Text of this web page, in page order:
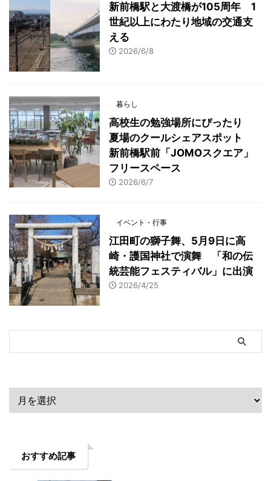
新前橋駅と大渡橋が105周年 1
世紀以上にわたり地域の交通支
える
2026/6/8
暮らし
高校生の勉強場所にぴったり
夏場のクールシェアスポット
新前橋駅前「JOMOスクエア」
フリースペース
2026/6/7
イベント・行事
江田町の獅子舞、5月9日に高
崎・護国神社で演舞 「和の伝
統芸能フェスティバル」に出演
2026/4/25
おすすめ記事